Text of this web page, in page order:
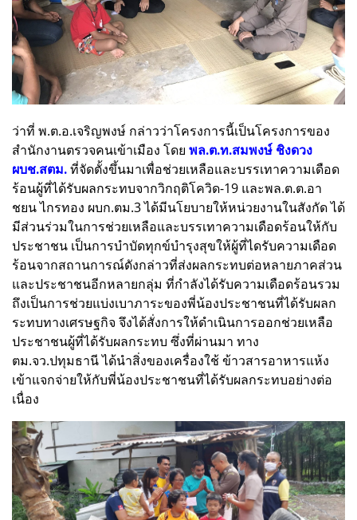
ว่าที่ พ.ต.อ.เจริญพงษ์ กล่าวว่าโครงการนี้เป็นโครงการของ
สำนักงานตรวจคนเข้าเมือง โดย พล.ต.ท.สมพงษ์ ชิงดวง
ผบช.สตม.ที่จัดตั้งขึ้นมาเพื่อช่วยเหลือและบรรเทาความเดือด
ร้อนผู้ที่ได้รับผลกระทบจากวิกฤติโควิด-19 และพล.ต.ต.อา
ชยน ไกรทอง ผบก.ตม.3 ได้มีนโยบายให้หน่วยงานในสังกัด ได้
มีส่วนร่วมในการช่วยเหลือและบรรเทาความเดือดร้อนให้กับ
ประชาชน เป็นการบำบัดทุกข์บำรุงสุขให้ผู้ที่ไดรับความเดือด
ร้อนจากสถานการณ์ดังกล่าวที่ส่งผลกระทบต่อหลายภาคส่วน
และประชาชนอีกหลายกลุ่ม ที่กำลังได้รับความเดือดร้อนรวม
ถึงเป็นการช่วยแบ่งเบาภาระของพี่น้องประชาชนที่ได้รับผลก
ระทบทางเศรษฐกิจ จึงได้สั่งการให้ดำเนินการออกช่วยเหลือ
ประชาชนผู้ที่ได้รับผลกระทบ ซึ่งที่ผ่านมา ทาง
ตม.จว.ปทุมธานี ได้นำสิ่งของเครื่องใช้ ข้าวสารอาหารแห้ง
เข้าแจกจ่ายให้กับพี่น้องประชาชนที่ได้รับผลกระทบอย่างต่อ
เนื่อง